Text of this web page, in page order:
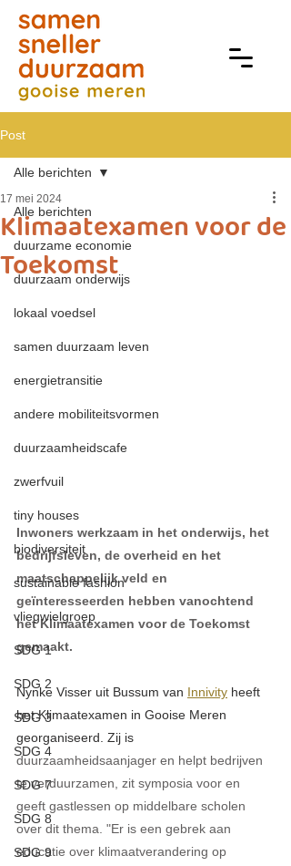
Post
Alle berichten
duurzame economie
duurzaam onderwijs
lokaal voedsel
samen duurzaam leven
energietransitie
andere mobiliteitsvormen
duurzaamheidscafe
zwerfvuil
tiny houses
biodiversiteit
sustainable fashion
vliegwielgroep
SDG 1
SDG 2
SDG 3
SDG 4
SDG 7
SDG 8
SDG 9
Alle berichten
Klimaatexamen voor de
Toekomst
17 mei 2024
Inwoners werkzaam in het onderwijs, het
bedrijfsleven, de overheid en het
maatschappelijk veld en
geïnteresseerden hebben vanochtend
het Klimaatexamen voor de Toekomst
gemaakt.
Nynke Visser uit Bussum van Innivity heeft
het Klimaatexamen in Gooise Meren
georganiseerd. Zij is
duurzaamheidsaanjager en helpt bedrijven
te verduurzamen, zit symposia voor en
geeft gastlessen op middelbare scholen
over dit thema. "Er is een gebrek aan
educatie over klimaatverandering op